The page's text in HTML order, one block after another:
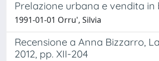
Prelazione urbana e vendita in
1991-01-01 Orru', Silvia
Recensione a Anna Bizzarro,
2012, pp. XII-204